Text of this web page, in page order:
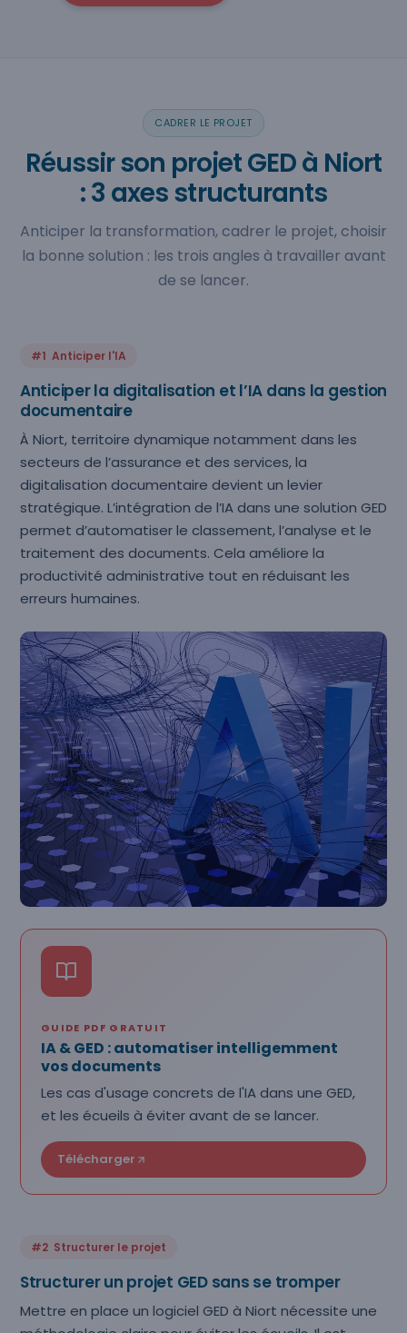
CADRER LE PROJET
Réussir son projet GED à Niort
: 3 axes structurants
Anticiper la transformation, cadrer le projet, choisir
la bonne solution : les trois angles à travailler avant
de se lancer.
#1 Anticiper l'IA
Anticiper la digitalisation et l’IA dans la gestion
documentaire
À Niort, territoire dynamique notamment dans les
secteurs de l’assurance et des services, la
digitalisation documentaire devient un levier
stratégique. L’intégration de l’IA dans une solution GED
permet d’automatiser le classement, l’analyse et le
traitement des documents. Cela améliore la
productivité administrative tout en réduisant les
erreurs humaines.
GUIDE PDF GRATUIT
IA & GED : automatiser intelligemment
vos documents
Les cas d'usage concrets de l'IA dans une GED,
et les écueils à éviter avant de se lancer.
Télécharger
#2 Structurer le projet
Structurer un projet GED sans se tromper
Mettre en place un logiciel GED à Niort nécessite une